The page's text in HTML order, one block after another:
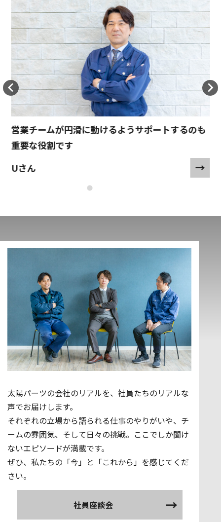
営業チームが円滑に動けるようサポートするのも
重要な役割です
Uさん
太陽パーツの会社のリアルを、社員たちのリアルな
声でお届けします。
それぞれの立場から語られる仕事のやりがいや、チ
ームの雰囲気、そして日々の挑戦。ここでしか聞け
ないエピソードが満載です。
ぜひ、私たちの「今」と「これから」を感じてくだ
さい。
社員座談会